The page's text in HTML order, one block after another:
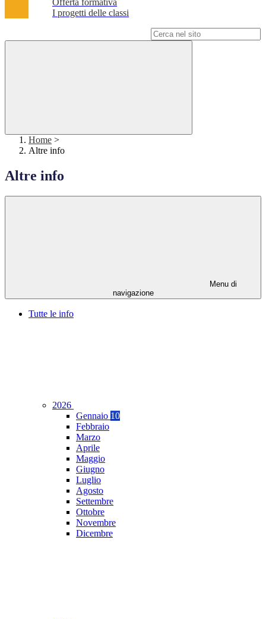
Offerta formativa
I progetti delle classi
Home >
Altre info
Altre info
Menu di
navigazione
Tutte le info
2026
Gennaio 10
Febbraio
Marzo
Aprile
Maggio
Giugno
Luglio
Agosto
Settembre
Ottobre
Novembre
Dicembre